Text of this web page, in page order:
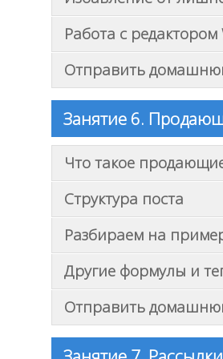
Работа с
Отправить
Занятие 6.
Что такое
Структура поста
Разбираем на
Другие формулы и
Отправить